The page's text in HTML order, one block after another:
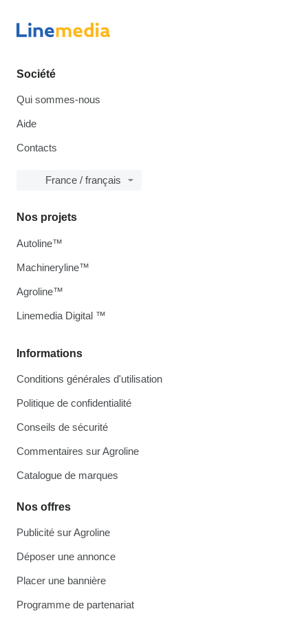
Société
Qui sommes-nous
Aide
Contacts
France / français
Informations
Conditions générales d'utilisation
Politique de confidentialité
Conseils de sécurité
Commentaires sur Agroline
Catalogue de marques
Nos offres
Publicité sur Agroline
Déposer une annonce
Placer une bannière
Programme de partenariat
Nos projets
Autoline™
Machineryline™
Agroline™
Linemedia Digital ™